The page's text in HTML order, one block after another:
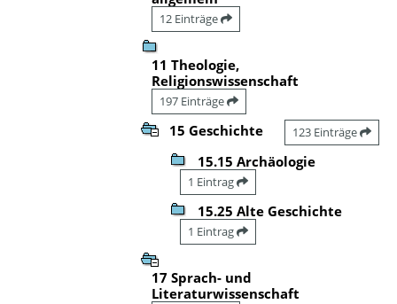
12 Einträge
11 Theologie,
Religionswissenschaft
197 Einträge
15 Geschichte 123 Einträge
15.15 Archäologie
1 Eintrag
15.25 Alte Geschichte
1 Eintrag
17 Sprach- und
Literaturwissenschaft